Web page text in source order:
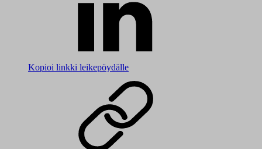
Kopioi linkki leikepöydälle